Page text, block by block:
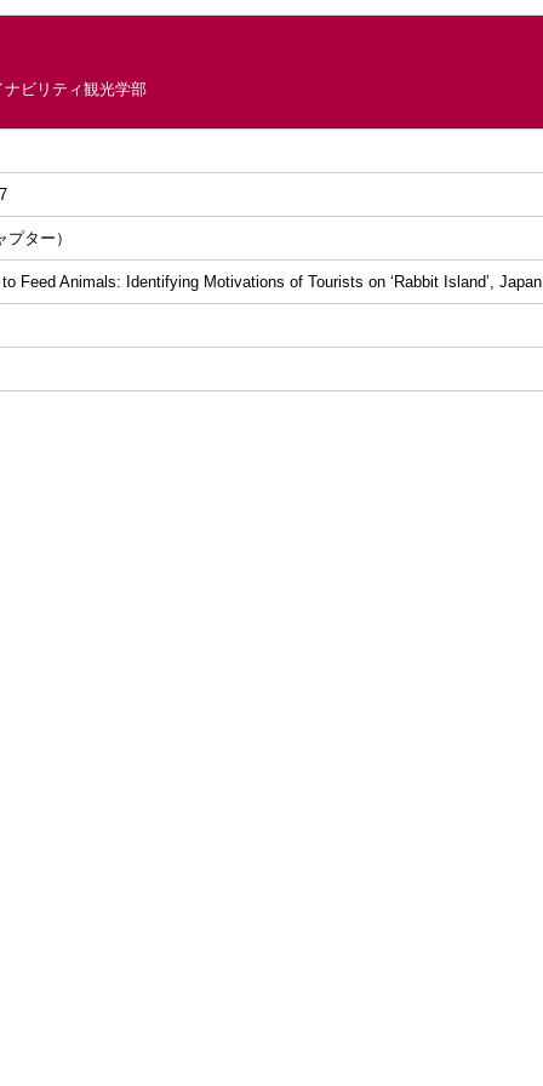
ビリティ観光学部
ター）
Feed Animals: Identifying Motivations of Tourists on ‘Rabbit Island’, Japan